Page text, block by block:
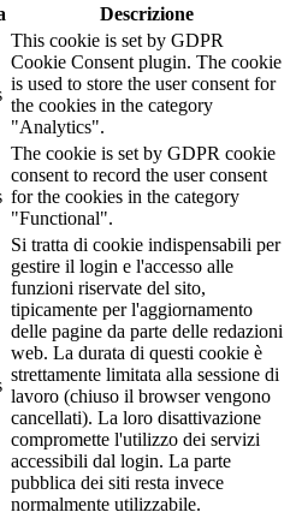
Descrizione
This cookie is set by GDPR
Cookie Consent plugin. The cookie
is used to store the user consent for
the cookies in the category
"Analytics".
The cookie is set by GDPR cookie
consent to record the user consent
for the cookies in the category
"Functional".
Si tratta di cookie indispensabili per
gestire il login e l'accesso alle
funzioni riservate del sito,
tipicamente per l'aggiornamento
delle pagine da parte delle redazioni
web. La durata di questi cookie è
strettamente limitata alla sessione di
lavoro (chiuso il browser vengono
cancellati). La loro disattivazione
compromette l'utilizzo dei servizi
accessibili dal login. La parte
pubblica dei siti resta invece
normalmente utilizzabile.